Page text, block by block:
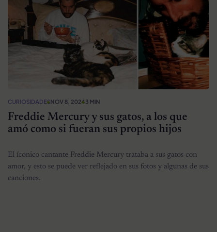
CURIOSIDADESNOV 8, 20243 MIN
Freddie Mercury y sus gatos, a los que
amó como si fueran sus propios hijos
El íconico cantante Freddie Mercury trataba a sus gatos con
amor, y esto se puede ver reflejado en sus fotos y algunas de sus
canciones.